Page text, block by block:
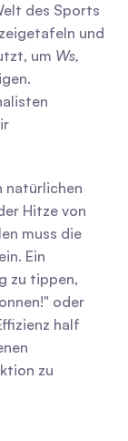
des Sports
und
um Ws,
natürlichen
Hitze von
muss die
Ein
zu tippen,
oder
half
zu